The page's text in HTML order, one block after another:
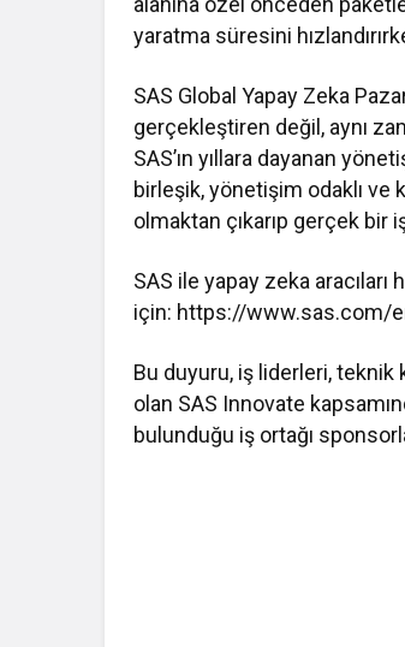
yaratma süresini
SAS Global Yapay Zeka
gerçekleştiren değil, aynı
SAS’ın yıllara dayanan
birleşik, yönetişim odaklı ve
olmaktan çıkarıp gerçek bir
SAS ile yapay zeka aracıları
için: https://www.sas.com/
Bu duyuru, iş liderleri, teknik
olan SAS Innovate
bulunduğu iş ortağı